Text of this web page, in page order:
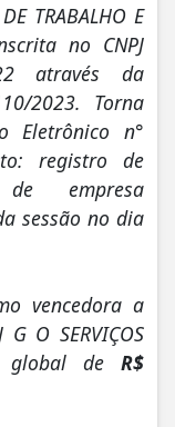
TRABALHO E
no CNPJ
através da
2023. Torna
Eletrônico n°
registro de
empresa
sessão no dia
vencedora a
O SERVIÇOS
global de R$